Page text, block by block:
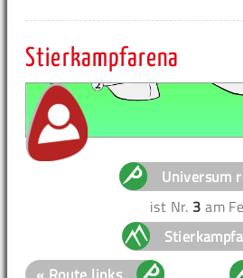
Stierkampfarena
Universum
ist Nr. 3 am